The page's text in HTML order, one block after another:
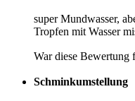
super Mundwasser,
Tropfen mit Wasser
War diese Bewertung
Schminkumstellung